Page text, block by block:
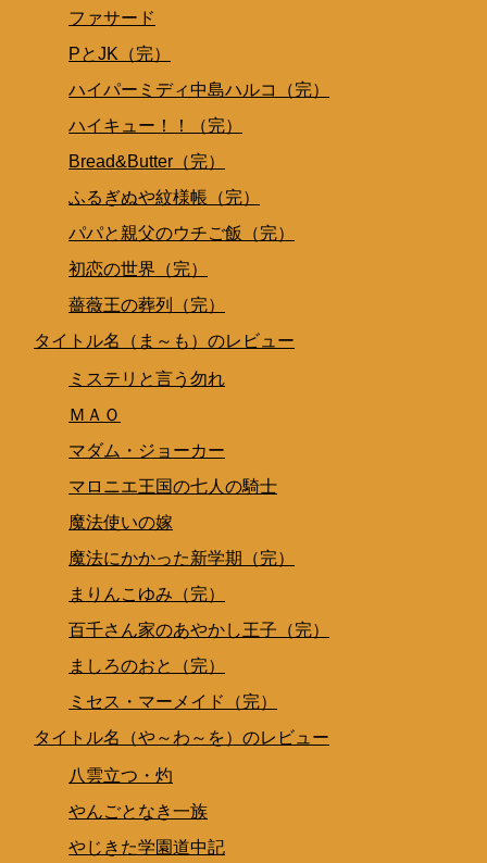
ファサード
PとJK（完）
ハイパーミディ中島ハルコ（完）
ハイキュー！！（完）
Bread&Butter（完）
ふるぎぬや紋様帳（完）
パパと親父のウチご飯（完）
初恋の世界（完）
薔薇王の葬列（完）
タイトル名（ま～も）のレビュー
ミステリと言う勿れ
ＭＡＯ
マダム・ジョーカー
マロニエ王国の七人の騎士
魔法使いの嫁
魔法にかかった新学期（完）
まりんこゆみ（完）
百千さん家のあやかし王子（完）
ましろのおと（完）
ミセス・マーメイド（完）
タイトル名（や～わ～を）のレビュー
八雲立つ・灼
やんごとなき一族
やじきた学園道中記